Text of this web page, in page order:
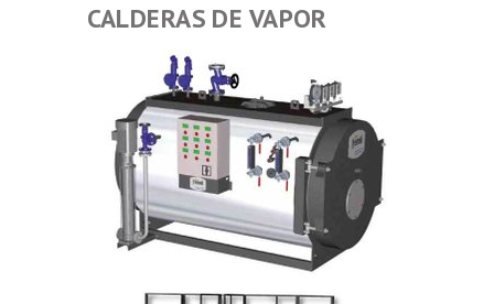
CALDERAS DE VAPOR